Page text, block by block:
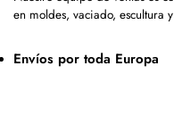
en moldes, vaciado, escultura
Envíos por toda Europa